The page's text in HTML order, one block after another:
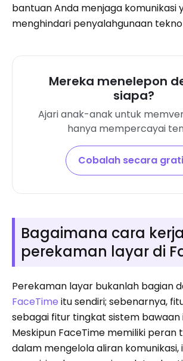
bantuan Anda menjaga komunikasi
menghindari penyalahgunaan
Mereka menelepon
siapa?
Ajari anak-anak untuk
hanya mempercayai
Cobalah secara
Bagaimana cara kerja
perekaman layar di
Perekaman layar bukanlah bagian
FaceTime itu sendiri; sebenarnya,
sebagai fitur tingkat sistem bawaan
Meskipun FaceTime memiliki peran
dalam mengelola aliran komunikasi,